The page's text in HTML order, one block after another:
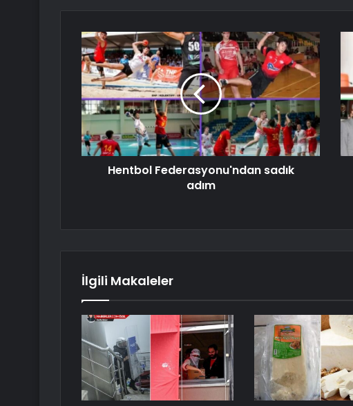
Hentbol Federasyonu'ndan sadık
adım
İlgili Makaleler